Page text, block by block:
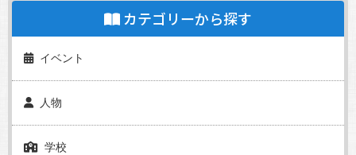
カテゴリーから探す
イベント
人物
学校